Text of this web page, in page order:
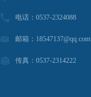
电话：0537-2324088
邮箱：18547137@qq.com
传真：0537-2314222